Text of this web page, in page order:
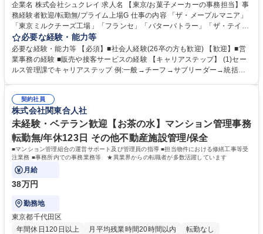
企業名 株式会社シュクレイ 求人名 【東京/お菓子メーカーの事務担当】事
務経験者歓迎/転勤無/プライム上場G 仕事の内容 「ザ・メープルマニア」
「東京ミルクチーズ工場」「フランセ」「バターバトラー」「ザ・テイラ
ー」「DROOLY」等のブランドを多数展開する当社にて、オリジナル菓子
ブランド商品の事務業務をお任せいたします。 【具体的な業務内容】 ■店
舗からの発注受付/PC入力業務 ■受電対応(社内/社外) ■商品のマスター登
録 ■日々の売上抽出・報告 ■提携企業への書類送付業務 ■契約書管理業務
必要な経験・能力等
必要な経験・能力等 【必須】■社会人経験(26卒の方も歓迎) 【歓迎】■営
業事務の経験 ■販売や接客サービスの経験 【キャリアステップ】 (1)セー
ルス管理課でキャリアステップ 例:一般→チーフ→サブリーダー→統括リ
や個別面談を通してご自身のキャリアと向き合っていただき、会社として
もバックアップしていきます。 学歴・資格 学歴：大学院 大学 高専 短大
専修学校 高校 語学力： 資格：
契約社員
株式会社関東合人社
未経験・ベテラン歓迎【お茶の水】マンション管理事務
転勤無/年休123日 その他不動産施設管理/保全
■マンション管理組合の運営サポート及び管理員の指導 ■担当物件における修繕工事等受
注業務 ■事務所内での事務業務等 ★異業界からの転職者が多数活躍しています
月給
38万円
勤務地
東京都千代田区
年間休日120日以上
月平均残業時間20時間以内
転勤なし